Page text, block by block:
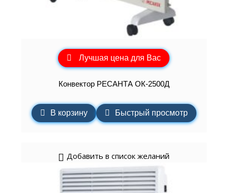
Лучшая цена для Вас
Конвектор РЕСАНТА ОК-2500Д
В корзину Быстрый просмотр
Добавить в список желаний